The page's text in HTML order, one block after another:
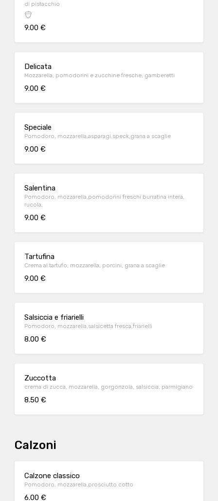
di pistacchio
9.00 €
Delicata
Mozzarella, pomodorini e zucchine fresche, gamberetti
9.00 €
Speciale
Pomodoro, mozzarella,asparagi,speck,grana a scaglie
9.00 €
Salentina
Pomodoro, mozzarella,pomodorini freschi burratina intera,
rucola,
9.00 €
Tartufina
Crema al tartufo, mozzarella, porcini, grana a scaglie
9.00 €
Salsiccia e friarielli
Pomodoro, mozzarella,salsicetta fresca,friarielli
8.00 €
Zuccotta
crema di zucca, mozzarella, gorgonzola, salsiccia, parmigiano
8.50 €
Calzoni
Calzone classico
Pomodoro, mozzarella,prosciutto cotto
6.00 €